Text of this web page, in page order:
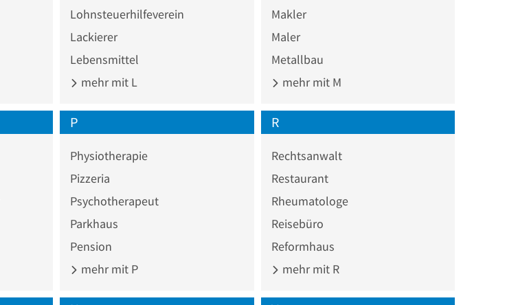
Lohnsteuerhilfeverein
Lackierer
Lebensmittel
mehr mit L
Makler
Maler
Metallbau
mehr mit M
P
Physiotherapie
Pizzeria
Psychotherapeut
Parkhaus
Pension
mehr mit P
R
Rechtsanwalt
Restaurant
Rheumatologe
Reisebüro
Reformhaus
mehr mit R